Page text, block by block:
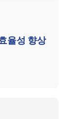
율성 향상